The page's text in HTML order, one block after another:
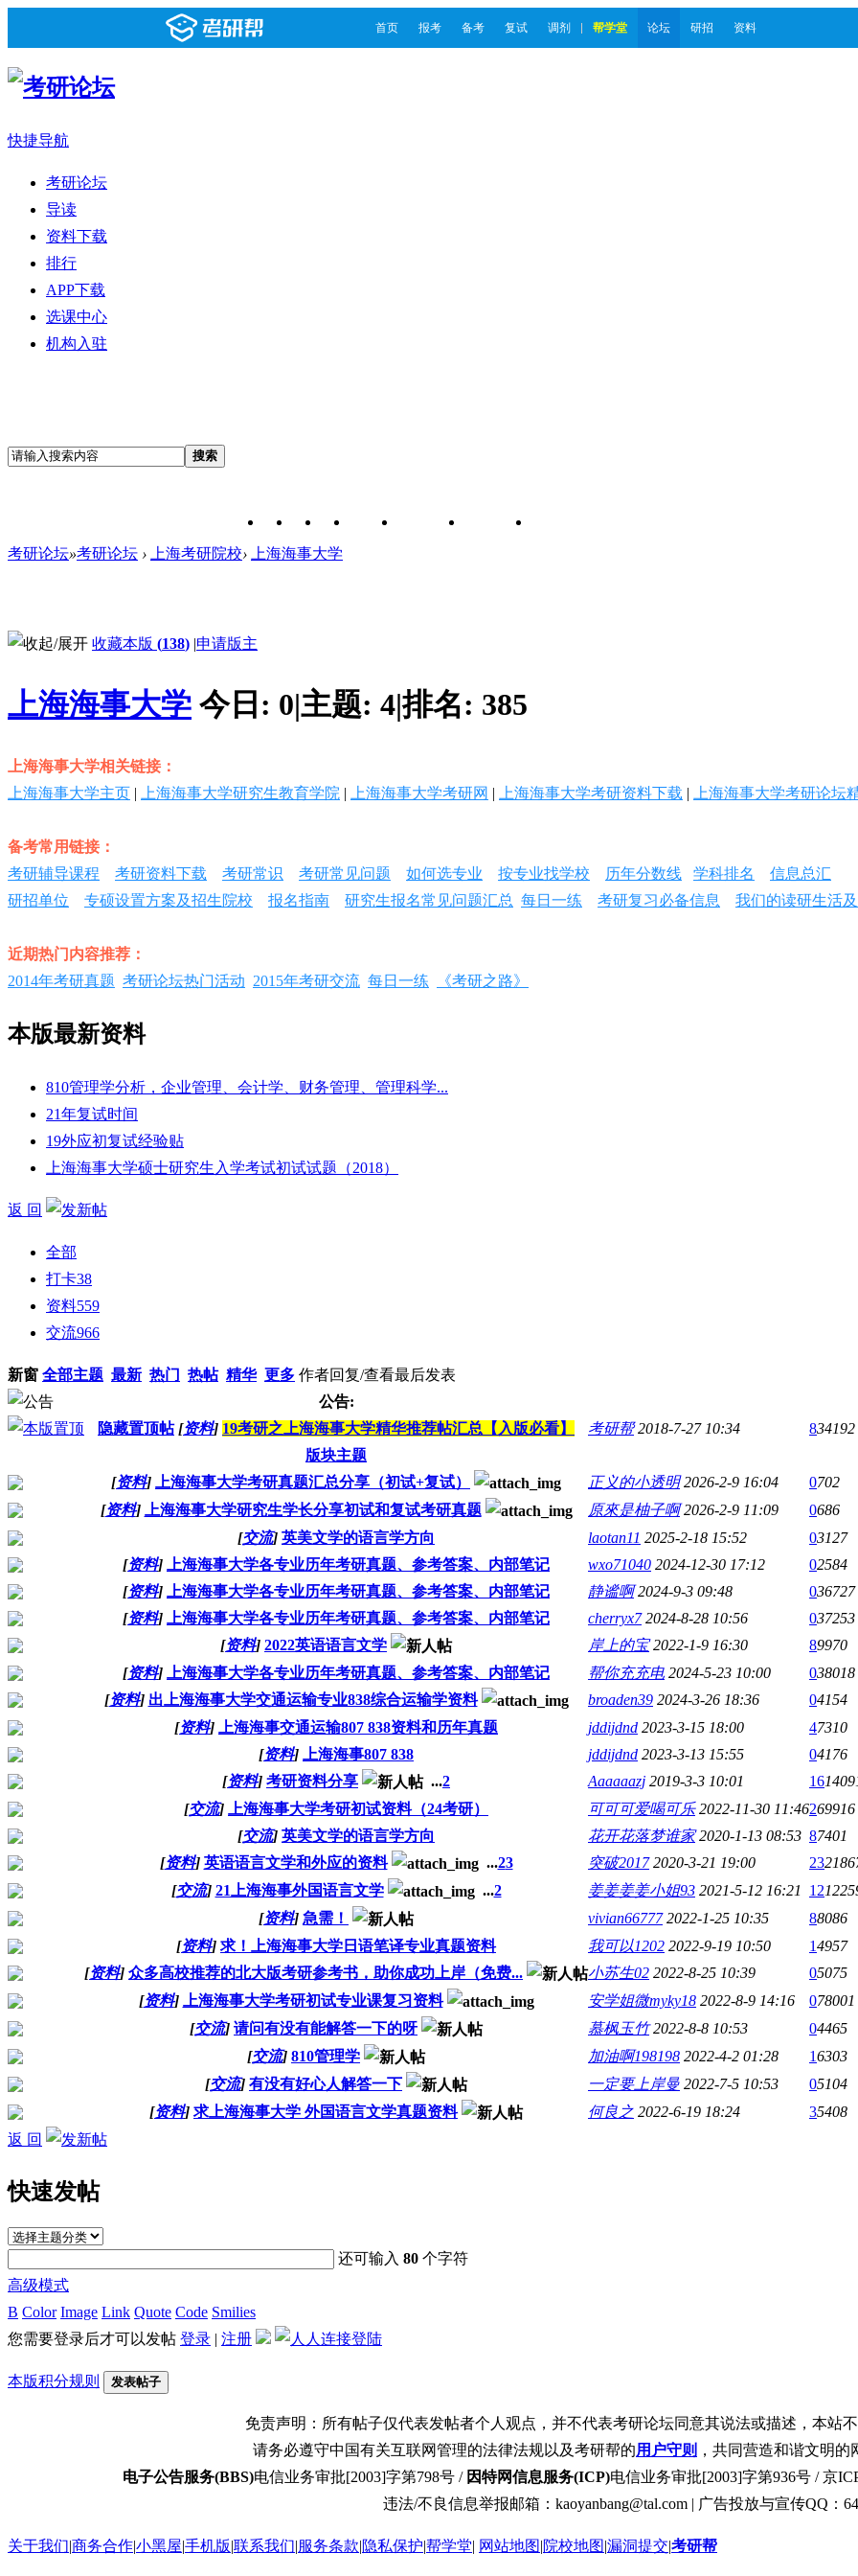
首页 报考 备考 复试 调剂 帮学堂 论坛 研招 资料
快捷导航
考研论坛
导读
资料下载
排行
APP下载
选课中心
机构入驻
搜索
考研论坛»考研论坛 › 上海考研院校› 上海海事大学
收藏本版 (138) |申请版主
上海海事大学 今日: 0|主题: 4|排名: 385
上海海事大学相关链接：
上海海事大学主页 | 上海海事大学研究生教育学院 | 上海海事大学考研网 | 上海海事大学考研资料下载 | 上海海事大学考研论坛
备考常用链接：
考研辅导课程
考研资料下载 考研常识 考研常见问题 如何选专业 按专业找学校 历年分数线 学科排名
信息总汇
研招单位
专硕设置方案及招生院校 报名指南 研究生报名常见问题汇总 每日一练 考研复习必备信息 我们的读研生活
近期热门内容推荐：
2014年考研真题 考研论坛热门活动 2015年考研交流 每日一练 《考研之路》
本版最新资料
810管理学分析，企业管理、会计学、财务管理、管理科学...
21年复试时间
19外应初复试经验贴
上海海事大学硕士研究生入学考试初试试题（2018）
返 回
全部
打卡38
资料559
交流966
新窗 全部主题 最新 热门 热帖 精华 更多 作者回复/查看最后发表
公告:
隐藏置顶帖 [资料] 19考研之上海海事大学精华推荐帖汇总【入版必看】 考研帮 2018-7-27 10:34 834192
版块主题
[资料] 上海海事大学考研真题汇总分享（初试+复试） 正义的小透明 2026-2-9 16:04 0702
[资料] 上海海事大学研究生学长分享初试和复试考研真题 原來是柚子啊 2026-2-9 11:09 0686
[交流] 英美文学的语言学方向 laotan11 2025-2-18 15:52 03127
[资料] 上海海事大学各专业历年考研真题、参考答案、内部笔记 wxo71040 2024-12-30 17:12 02584
[资料] 上海海事大学各专业历年考研真题、参考答案、内部笔记 静谧啊 2024-9-3 09:48 036727
[资料] 上海海事大学各专业历年考研真题、参考答案、内部笔记 cherryx7 2024-8-28 10:56 037253
[资料] 2022英语语言文学 岸上的宝 2022-1-9 16:30 89970
[资料] 上海海事大学各专业历年考研真题、参考答案、内部笔记 帮你充充电 2024-5-23 10:00 038018
[资料] 出上海海事大学交通运输专业838综合运输学资料 broaden39 2024-3-26 18:36 04154
[资料] 上海海事交通运输807 838资料和历年真题 jddijdnd 2023-3-15 18:00 47310
[资料] 上海海事807 838 jddijdnd 2023-3-13 15:55 04176
[资料] 考研资料分享 ...2 Aaaaaazj 2019-3-3 10:01 16
[交流] 上海海事大学考研初试资料（24考研） 可可可爱喝可乐 2022-11-30 11:46269916
[交流] 英美文学的语言学方向 花开花落梦谁家 2020-1-13 08:53 87401
[资料] 英语语言文学和外应的资料 ...23 突破2017 2020-3-21 19:00 23
[交流] 21上海海事外国语言文学 ...2 姜姜姜姜小姐93 2021-5-12 16:21 12
[资料] 急需！ vivian66777 2022-1-25 10:35 88086
[资料] 求！上海海事大学日语笔译专业真题资料 我可以1202 2022-9-19 10:50 14957
[资料] 众多高校推荐的北大版考研参考书，助你成功上岸（免费... 小苏生02 2022-8-25 10:39 05075
[资料] 上海海事大学考研初试专业课复习资料 安学姐微myky18 2022-8-9 14:16 078001
[交流] 请问有没有能解答一下的呀 慕枫玉竹 2022-8-8 10:53 04465
[交流] 810管理学 加油啊198198 2022-4-2 01:28 16303
[交流] 有没有好心人解答一下 一定要上岸曼 2022-7-5 10:53 05104
[资料] 求上海海事大学 外国语言文学真题资料 何良之 2022-6-19 18:24 35408
返 回
快速发帖
还可输入80 个字符
高级模式
B Color Image Link Quote Code Smilies
您需要登录后才可以发帖 登录 | 注册
本版积分规则 发表帖子
免责声明：所有帖子仅代表发帖者个人观点，并不代表考研论坛同意其说法或描述，本站
请务必遵守中国有关互联网管理的法律法规以及考研帮的用户守则 ，共同营造和谐文明
电子公告服务(BBS)电信业务审批[2003]字第798号 / 因特网信息服务(ICP)电信业务审批[2003]字第936号 / 京
违法/不良信息举报邮箱：kaoyanbang@tal.com | 广告投放与宣传QQ：
关于我们|商务合作|小黑屋|手机版|联系我们|服务条款|隐私保护|帮学堂| 网站地图|院校地图|漏洞提交|考研帮